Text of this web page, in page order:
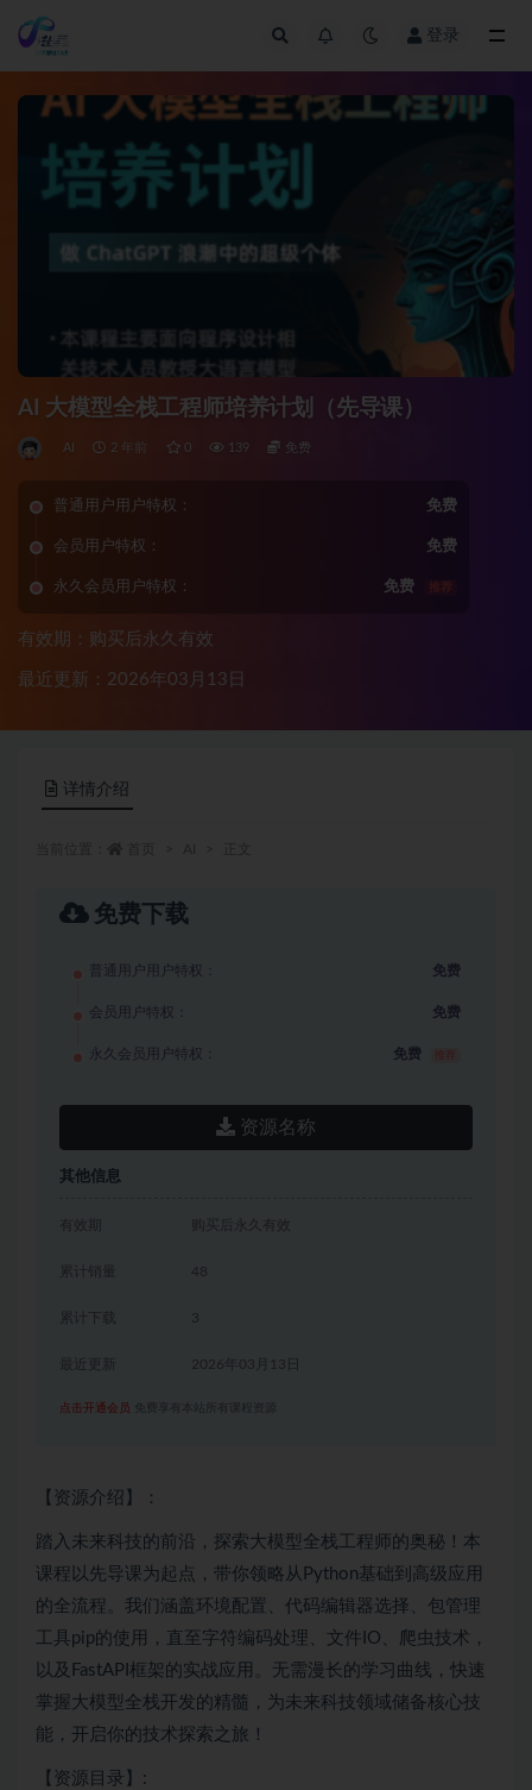
登录
AI 大模型全栈工程师培养计划（先导课）
AI 2 年前 0 139 免费
普通用户用户特权： 免费
会员用户特权： 免费
永久会员用户特权： 免费 推荐
有效期：购买后永久有效
最近更新：2026年03月13日
详情介绍
免费下载
普通用户用户特权： 免费
会员用户特权： 免费
永久会员用户特权： 免费
资源名称
其他信息
有效期 购买后永久有效
累计销量 48
累计下载 3
2026年03月13日
点击开通会员 免费享有本站所有课程资源
【资源介绍】：
踏入未来科技的前沿，探索大模型全栈工程师的奥秘！本
课程以先导课为起点，带你领略从Python基础到高级应用
的全流程。我们涵盖环境配置、代码编辑器选择、包管理
工具pip的使用，直至字符编码处理、文件IO、爬虫技术，
以及FastAPI框架的实战应用。无需漫长的学习曲线，快速
掌握大模型全栈开发的精髓，为未来科技领域储备核心技
能，开启你的技术探索之旅！
【资源目录】: